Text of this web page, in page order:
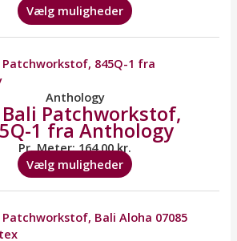
Vælg muligheder vælges
varesiden
Anthology
Bali Patchworkstof,
1 fra Anthology
Pr. Meter:164,00kr.
Vælg muligheder
vare
varianter.
Mulighederne
vælges
varesiden
vare